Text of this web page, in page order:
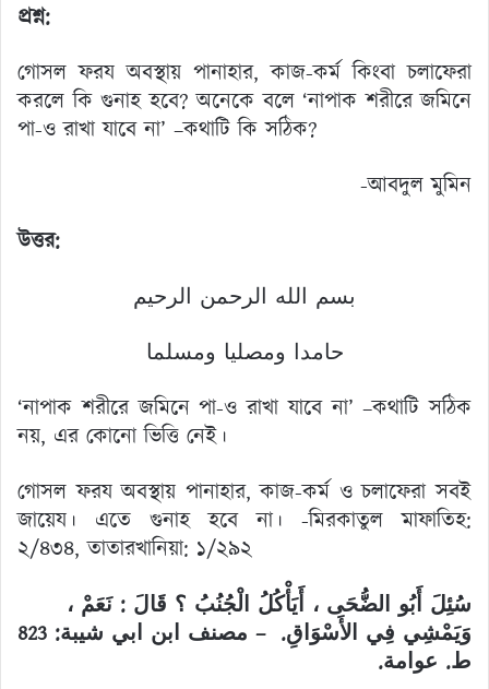
প্রশ্ন:
গোসল ফরয অবস্থায় পানাহার, কাজ-কর্ম কিংবা চলাফেরা
করলে কি গুনাহ হবে? অনেকে বলে ‘নাপাক শরীরে জমিনে
পা-ও রাখা যাবে না’ –কথাটি কি সঠিক?
-আবদুল মুমিন
উত্তর:
بسم الله الرحمن الرحيم
حامدا ومصليا ومسلما
‘নাপাক শরীরে জমিনে পা-ও রাখা যাবে না’ –কথাটি সঠিক
নয়, এর কোনো ভিত্তি নেই।
গোসল ফরয অবস্থায় পানাহার, কাজ-কর্ম ও চলাফেরা সবই
জায়েয। এতে গুনাহ হবে না। -মিরকাতুল মাফাতিহ:
২/৪৩৪, তাতারখানিয়া: ১/২৯২
سُئِلَ أَبُو الضُّحَى ، أَيَأْكُلُ الْجُنُبُ ؟ قَالَ : نَعَمْ ،
وَيَمْشِي فِي الأَسْوَاقِ. – مصنف ابن ابي شيبة: 823
ط. عوامة.